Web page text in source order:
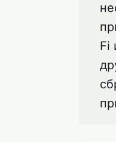
Fi